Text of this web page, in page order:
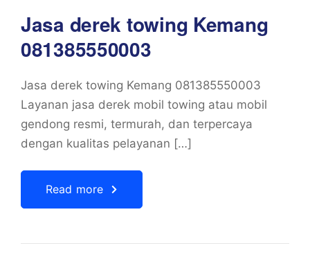
Jasa derek towing Kemang
081385550003
Jasa derek towing Kemang 081385550003
Layanan jasa derek mobil towing atau mobil
gendong resmi, termurah, dan terpercaya
dengan kualitas pelayanan […]
Read more